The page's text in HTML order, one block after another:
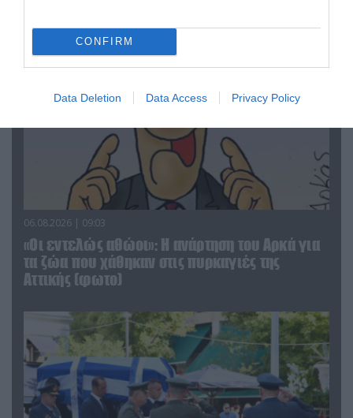
CONFIRM
Data Deletion Data Access Privacy Policy
06.08.2026 | 09:03
«Οι εντελώς αθώοι»: Η ανάρτηση του Αρκά για
τα ζώα που χάθηκαν στις πυρκαγιές της
Αττικής (φωτο)